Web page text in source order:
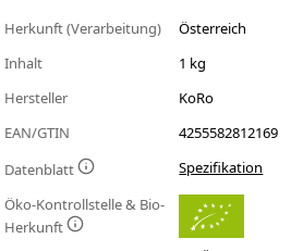
Herkunft (Verarbeitung)
Österreich
Inhalt
1 kg
Hersteller
KoRo
EAN/GTIN
4255582812169
Datenblatt
Spezifikation
Öko-Kontrollstelle & Bio-
Herkunft